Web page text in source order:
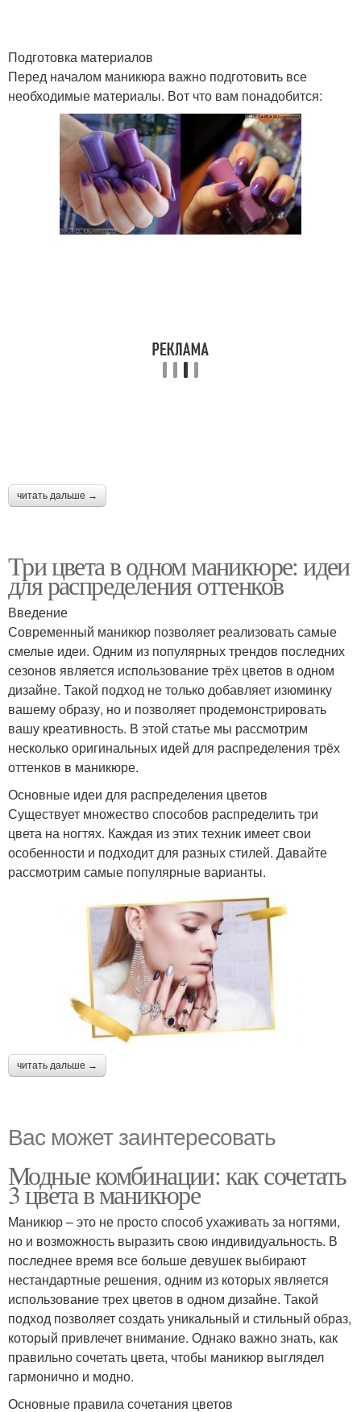
Подготовка материалов
Перед началом маникюра важно подготовить все
необходимые материалы. Вот что вам понадобится:
читать дальше →
Три цвета в одном маникюре: идеи
для распределения оттенков
Введение
Современный маникюр позволяет реализовать самые
смелые идеи. Одним из популярных трендов последних
сезонов является использование трёх цветов в одном
дизайне. Такой подход не только добавляет изюминку
вашему образу, но и позволяет продемонстрировать
вашу креативность. В этой статье мы рассмотрим
несколько оригинальных идей для распределения трёх
оттенков в маникюре.
Основные идеи для распределения цветов
Существует множество способов распределить три
цвета на ногтях. Каждая из этих техник имеет свои
особенности и подходит для разных стилей. Давайте
рассмотрим самые популярные варианты.
читать дальше →
Вас может заинтересовать
Модные комбинации: как сочетать
3 цвета в маникюре
Маникюр – это не просто способ ухаживать за ногтями,
но и возможность выразить свою индивидуальность. В
последнее время все больше девушек выбирают
нестандартные решения, одним из которых является
использование трех цветов в одном дизайне. Такой
подход позволяет создать уникальный и стильный образ,
который привлечет внимание. Однако важно знать, как
правильно сочетать цвета, чтобы маникюр выглядел
гармонично и модно.
Основные правила сочетания цветов